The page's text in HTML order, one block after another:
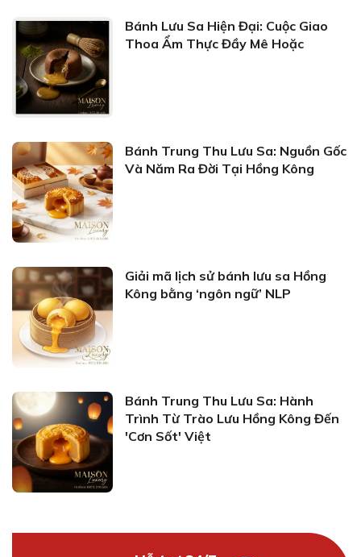
Bánh Lưu Sa Hiện Đại: Cuộc Giao
Thoa Ẩm Thực Đầy Mê Hoặc
Bánh Trung Thu Lưu Sa: Nguồn Gốc
Và Năm Ra Đời Tại Hồng Kông
Giải mã lịch sử bánh lưu sa Hồng
Kông bằng ‘ngôn ngữ’ NLP
Bánh Trung Thu Lưu Sa: Hành
Trình Từ Trào Lưu Hồng Kông Đến
'Cơn Sốt' Việt